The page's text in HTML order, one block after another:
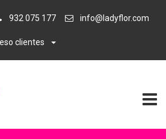
932 075 177 info@ladyflor.com
clientes